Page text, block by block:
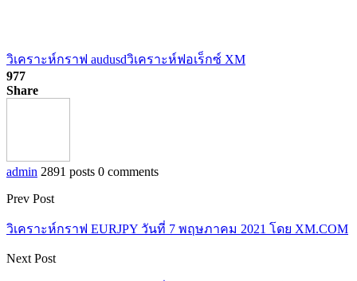
วิเคราะห์กราฟ audusdวิเคราะห์ฟอเร็กซ์ XM
977
Share
admin 2891 posts 0 comments
Prev Post
วิเคราะห์กราฟ EURJPY วันที่ 7 พฤษภาคม 2021 โดย XM.COM
Next Post